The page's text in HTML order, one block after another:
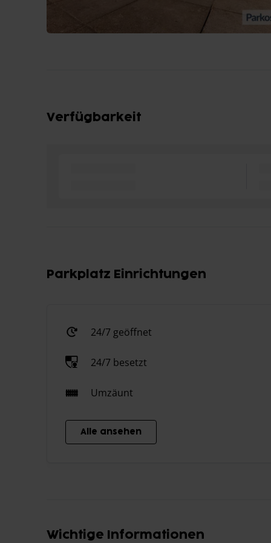
Verfügbarkeit
Parkplatz Einrichtungen
24/7 geöffnet
24/7 besetzt
Umzäunt
Alle ansehen
Wichtige Informationen